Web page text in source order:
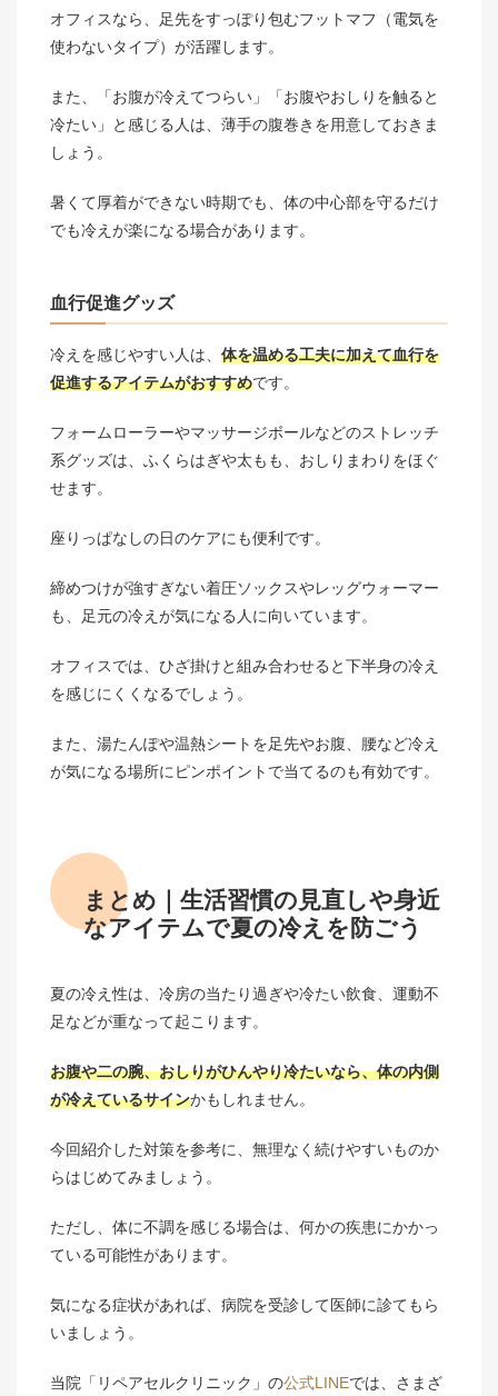
オフィスなら、足先をすっぽり包むフットマフ（電気を
使わないタイプ）が活躍します。
また、「お腹が冷えてつらい」「お腹やおしりを触ると
冷たい」と感じる人は、薄手の腹巻きを用意しておきま
しょう。
暑くて厚着ができない時期でも、体の中心部を守るだけ
でも冷えが楽になる場合があります。
血行促進グッズ
冷えを感じやすい人は、 体を温める工夫に加えて血行を
促進するアイテムがおすすめです。
フォームローラーやマッサージボールなどのストレッチ
系グッズは、ふくらはぎや太もも、おしりまわりをほぐ
せます。
座りっぱなしの日のケアにも便利です。
締めつけが強すぎない着圧ソックスやレッグウォーマー
も、足元の冷えが気になる人に向いています。
オフィスでは、ひざ掛けと組み合わせると下半身の冷え
を感じにくくなるでしょう。
また、湯たんぽや温熱シートを足先やお腹、腰など冷え
が気になる場所にピンポイントで当てるのも有効です。
まとめ｜生活習慣の見直しや身近
なアイテムで夏の冷えを防ごう
夏の冷え性は、冷房の当たり過ぎや冷たい飲食、運動不
足などが重なって起こります。
お腹や二の腕、おしりがひんやり冷たいなら、体の内側
が冷えているサインかもしれません。
今回紹介した対策を参考に、無理なく続けやすいものか
らはじめてみましょう。
ただし、体に不調を感じる場合は、何かの疾患にかかっ
ている可能性があります。
気になる症状があれば、病院を受診して医師に診てもら
いましょう。
当院「リペアセルクリニック」の公式LINEでは、さまざ